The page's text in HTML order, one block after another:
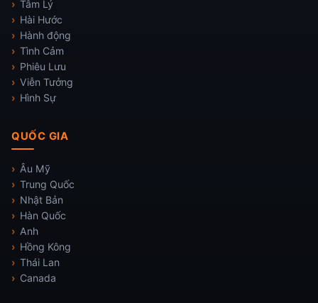
Tâm Lý
Hài Hước
Hành động
Tình Cảm
Phiêu Lưu
Viễn Tưởng
Hình Sự
QUỐC GIA
Âu Mỹ
Trung Quốc
Nhật Bản
Hàn Quốc
Anh
Hồng Kông
Thái Lan
Canada